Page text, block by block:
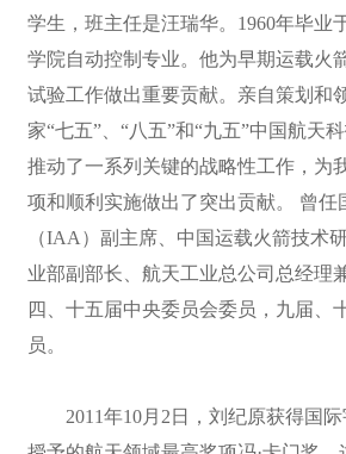
学生，班主任是汪瑞华。1960年毕业
学院自动控制专业。他为早期运载火
试验工作做出重要贡献。亲自策划和
家“七五”、“八五”和“九五”中国航天
推动了一系列关键的战略性工作，为
项和顺利实施做出了突出贡献。 曾任
（IAA）副主席、中国运载火箭技术
业部副部长、航天工业总公司总经理
四、十五届中央委员会委员，九届、
员。
2011年10月2日，刘纪原获得国